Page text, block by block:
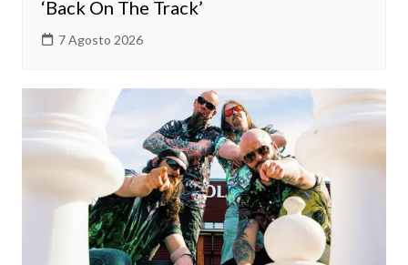
‘Back On The Track’
7 Agosto 2026